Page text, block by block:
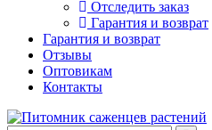
Отследить заказ
Гарантия и возврат
Гарантия и возврат
Отзывы
Оптовикам
Контакты